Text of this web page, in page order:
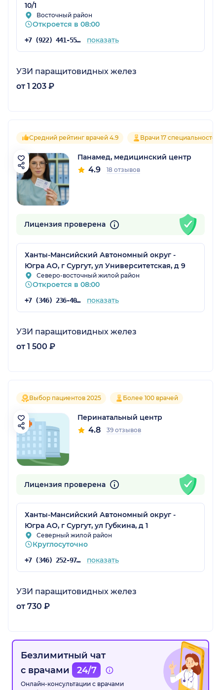
10/1
Восточный район
Откроется в 08:00
+7 (922) 441-55-61 показать
УЗИ паращитовидных желез
от 1 203 ₽
Средний рейтинг врачей 4.9 Врачи 17 специальностей
Панамед, медицинский центр
4.9 18 отзывов
Лицензия проверена
Ханты-Мансийский Автономный округ -
Югра АО, г Сургут, ул Университетская, д 9
Северо-восточный жилой район
Откроется в 08:00
+7 (346) 236-40-40 показать
УЗИ паращитовидных желез
от 1 500 ₽
Выбор пациентов 2025 Более 100 врачей
Перинатальный центр
4.8 39 отзывов
Лицензия проверена
Ханты-Мансийский Автономный округ -
Югра АО, г Сургут, ул Губкина, д 1
Северный жилой район
Круглосуточно
+7 (346) 252-97-35 показать
УЗИ паращитовидных желез
от 730 ₽
Безлимитный чат
с врачами
24/7
Онлайн-консультации с врачами